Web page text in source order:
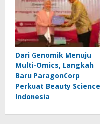
Dari Genomik Menuju
Multi-Omics, Langkah
Baru ParagonCorp
Perkuat Beauty Science
Indonesia